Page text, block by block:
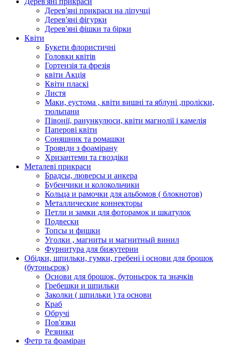
Дерев'яні прикраси на ліпучці
Дерев'яні фігурки
Дерев'яні фішки та бірки
Квіти
Букети флористичні
Головки квітів
Гортензія та фрезія
квіти Акція
Квіти пласкі
Листя
Маки, еустома , квіти вишні та яблуні ,проліски,
тюльпани
Півонії, ранункулюси, квіти магнолії і камелія
Паперові квіти
Соняшник та ромашки
Троянди з фоамірану
Хризантеми та гвоздіки
Металеві прикраси
Брадсы, люверсы и анкера
Бубенчики и колокольчики
Кольца и рамочки для альбомов ( блокнотов)
Металлические коннекторы
Петли и замки для фоторамок и шкатулок
Подвески
Топсы и фишки
Уголки , магниты и магнитный винил
Фурнитура для бижутерии
Обідки, шпильки, гумки, гребені і основи для брошок
(бутоньєрок)
Основи для брошок, бутоньєрок та значків
Гребешки и шпильки
Заколки ( шпильки ) та основи
Краб
Обручі
Пов'язки
Резинки
Фетр та фоаміран